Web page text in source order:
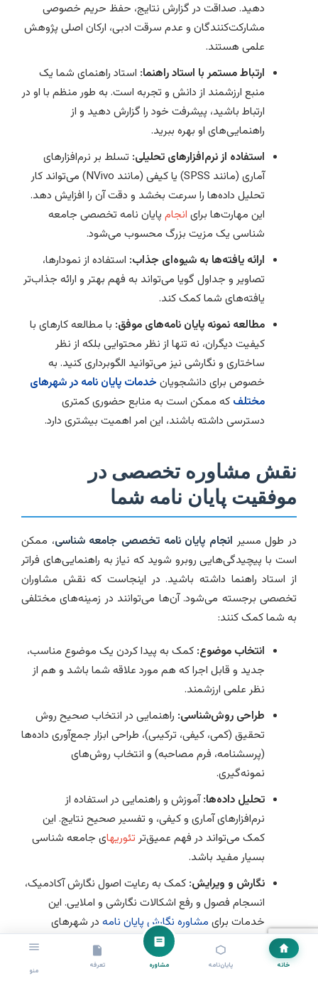
خانه پایان‌نامه مشاوره تعرفه
منو
دهید. صداقت در گزارش نتایج، حفظ حریم خصوصی
مشارکت‌کنندگان و عدم سرقت ادبی، ارکان اصلی پژوهش
علمی هستند.
ارتباط مستمر با استاد راهنما: استاد راهنمای شما یک
منبع ارزشمند از دانش و تجربه است. به طور منظم با او در
ارتباط باشید، پیشرفت خود را گزارش دهید و از
راهنمایی‌های او بهره ببرید.
استفاده از نرم‌افزارهای تحلیلی: تسلط بر نرم‌افزارهای
آماری (مانند SPSS) یا کیفی (مانند NVivo) می‌تواند کار
تحلیل داده‌ها را سرعت بخشد و دقت آن را افزایش دهد.
این مهارت‌ها برای انجام پایان نامه تخصصی جامعه
شناسی یک مزیت بزرگ محسوب می‌شود.
ارائه یافته‌ها به شیوه‌ای جذاب: استفاده از نمودارها،
تصاویر و جداول گویا می‌تواند به فهم بهتر و ارائه جذاب‌تر
یافته‌های شما کمک کند.
مطالعه نمونه پایان نامه‌های موفق: با مطالعه کارهای با
کیفیت دیگران، نه تنها از نظر محتوایی بلکه از نظر
ساختاری و نگارشی نیز می‌توانید الگوبرداری کنید. به
خصوص برای دانشجویان خدمات پایان نامه در شهرهای
مختلف که ممکن است به منابع حضوری کمتری
دسترسی داشته باشند، این امر اهمیت بیشتری دارد.
نقش مشاوره تخصصی در
موفقیت پایان نامه شما
در طول مسیر انجام پایان نامه تخصصی جامعه شناسی، ممکن
است با پیچیدگی‌هایی روبرو شوید که نیاز به راهنمایی‌های فراتر
از استاد راهنما داشته باشید. در اینجاست که نقش مشاوران
تخصصی برجسته می‌شود. آن‌ها می‌توانند در زمینه‌های مختلفی
به شما کمک کنند:
انتخاب موضوع: کمک به پیدا کردن یک موضوع مناسب،
جدید و قابل اجرا که هم مورد علاقه شما باشد و هم از
نظر علمی ارزشمند.
طراحی روش‌شناسی: راهنمایی در انتخاب صحیح روش
تحقیق (کمی، کیفی، ترکیبی)، طراحی ابزار جمع‌آوری داده‌ها
(پرسشنامه، فرم مصاحبه) و انتخاب روش‌های
نمونه‌گیری.
تحلیل داده‌ها:آموزش و راهنمایی در استفاده از
نرم‌افزارهای آماری و کیفی، و تفسیر صحیح نتایج. این
کمک می‌تواند در فهم عمیق‌تر تئوریهای جامعه شناسی
بسیار مفید باشد.
نگارش و ویرایش: کمک به رعایت اصول نگارش آکادمیک،
انسجام فصول و رفع اشکالات نگارشی و املایی. این
خدمات برای مشاوره نگارش پایان نامه در شهرهای
مختلف نیز قابل ارائه است.
رفع انسدادهای پژوهشی:در صورت بروز مشکلاتی مانند